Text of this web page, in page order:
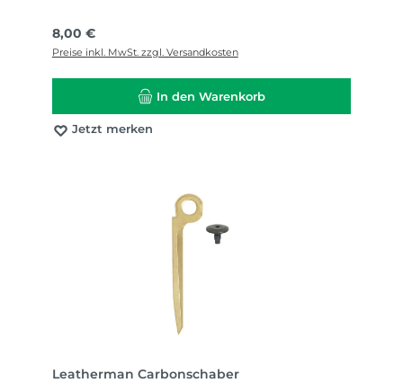
Regulärer Preis:
8,00 €
Preise inkl. MwSt. zzgl. Versandkosten
In den Warenkorb
Jetzt merken
Leatherman Carbonschaber